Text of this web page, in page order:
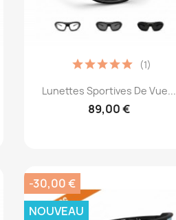
Aperçu rapide
Lunettes Sportives De Vue...
89,00 €
(1)
-30,00 €
NOUVEAU